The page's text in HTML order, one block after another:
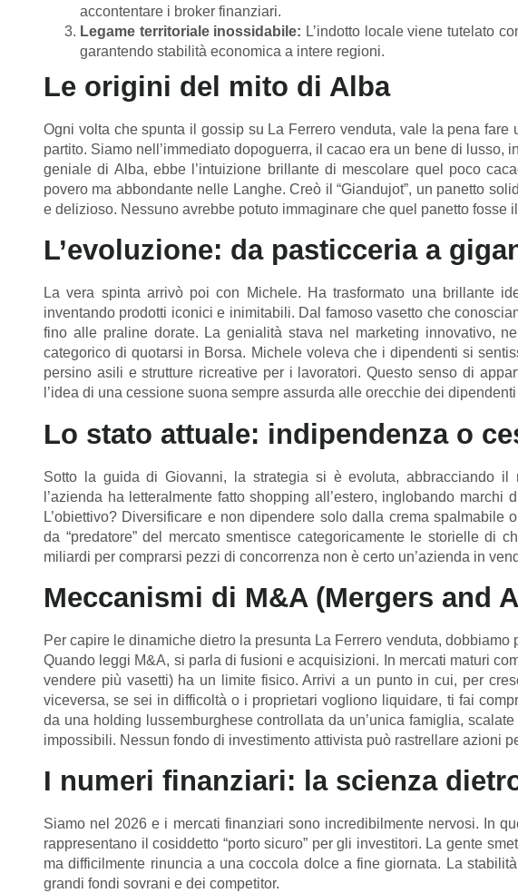
accontentare i broker finanziari.
Legame territoriale inossidabile: L’indotto locale viene tutelato
garantendo stabilità economica a intere regioni.
Le origini del mito di Alba
Ogni volta che spunta il gossip su La Ferrero venduta, vale la pena
partito. Siamo nell’immediato dopoguerra, il cacao era un bene di lusso,
geniale di Alba, ebbe l’intuizione brillante di mescolare quel poco
povero ma abbondante nelle Langhe. Creò il “Giandujot”, un panetto
e delizioso. Nessuno avrebbe potuto immaginare che quel panetto fosse
L’evoluzione: da pasticceria a
La vera spinta arrivò poi con Michele. Ha trasformato una brillante
inventando prodotti iconici e inimitabili. Dal famoso vasetto che
fino alle praline dorate. La genialità stava nel marketing innovativo,
categorico di quotarsi in Borsa. Michele voleva che i dipendenti si
persino asili e strutture ricreative per i lavoratori. Questo senso di
l’idea di una cessione suona sempre assurda alle orecchie dei
Lo stato attuale: indipendenza o
Sotto la guida di Giovanni, la strategia si è evoluta, abbracciando il
l’azienda ha letteralmente fatto shopping all’estero, inglobando
L’obiettivo? Diversificare e non dipendere solo dalla crema spalmabile
da “predatore” del mercato smentisce categoricamente le storielle di
miliardi per comprarsi pezzi di concorrenza non è certo un’azienda in
Meccanismi di M&A (Mergers and
Per capire le dinamiche dietro la presunta La Ferrero venduta,
Quando leggi M&A, si parla di fusioni e acquisizioni. In mercati maturi
vendere più vasetti) ha un limite fisico. Arrivi a un punto in cui, per
viceversa, se sei in difficoltà o i proprietari vogliono liquidare, ti fai
da una holding lussemburghese controllata da un’unica famiglia,
impossibili. Nessun fondo di investimento attivista può rastrellare azioni
I numeri finanziari: la scienza
Siamo nel 2026 e i mercati finanziari sono incredibilmente nervosi. In
rappresentano il cosiddetto “porto sicuro” per gli investitori. La gente
ma difficilmente rinuncia a una coccola dolce a fine giornata. La
grandi fondi sovrani e dei competitor.